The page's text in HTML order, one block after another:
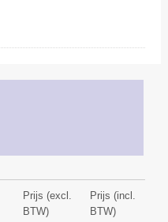
Prijs (excl.
BTW)
Prijs (incl.
BTW)